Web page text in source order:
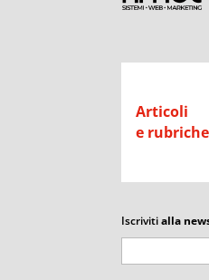
Articoli
e rubriche
Iscrivitialla